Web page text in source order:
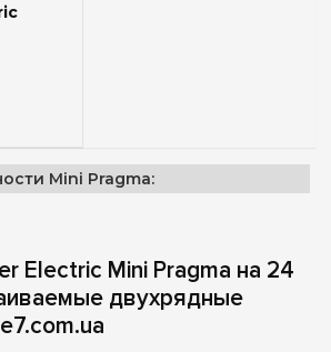
Mini Pragma:
Electric Mini Pragma на 24
двухрядные